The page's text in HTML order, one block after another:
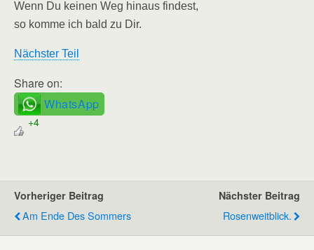
Wenn Du keinen Weg hinaus findest,
so komme ich bald zu Dir.
Nächster Teil
Share on:
WhatsApp
+4
Vorheriger Beitrag
Am Ende Des Sommers
Nächster Beitrag
Rosenweitblick.